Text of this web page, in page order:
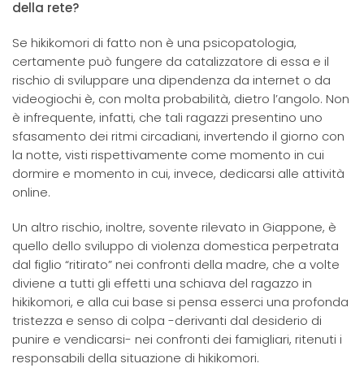
della rete?
Se hikikomori di fatto non è una psicopatologia,
certamente può fungere da catalizzatore di essa e il
rischio di sviluppare una dipendenza da internet o da
videogiochi è, con molta probabilità, dietro l’angolo. Non
è infrequente, infatti, che tali ragazzi presentino uno
sfasamento dei ritmi circadiani, invertendo il giorno con
la notte, visti rispettivamente come momento in cui
dormire e momento in cui, invece, dedicarsi alle attività
online.
Un altro rischio, inoltre, sovente rilevato in Giappone, è
quello dello sviluppo di violenza domestica perpetrata
dal figlio “ritirato” nei confronti della madre, che a volte
diviene a tutti gli effetti una schiava del ragazzo in
hikikomori, e alla cui base si pensa esserci una profonda
tristezza e senso di colpa -derivanti dal desiderio di
punire e vendicarsi- nei confronti dei famigliari, ritenuti i
responsabili della situazione di hikikomori.